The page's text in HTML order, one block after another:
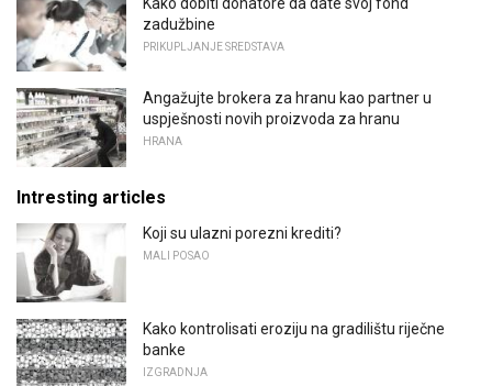
zadužbine
PRIKUPLJANJE SREDSTAVA
Angažujte brokera za hranu kao partner u
uspješnosti novih proizvoda za hranu
HRANA
Intresting articles
Koji su ulazni porezni krediti?
MALI POSAO
Kako kontrolisati eroziju na gradilištu riječne
banke
IZGRADNJA